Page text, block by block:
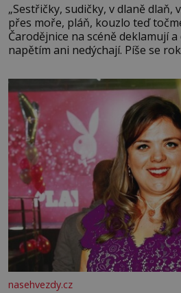
„Sestřičky, sudičky, v dlaně dlaň,
přes moře, pláň, kouzlo teď
Čarodějnice na scéně deklamují
napětím ani nedýchají. Píše se
Tragédii o Macbethovi. Napsal ji
v roce 1603 vystřídal
nasehvezdy.cz